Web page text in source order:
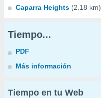
Caparra Heights (2.18 km)
Tiempo...
PDF
Más información
Tiempo en tu Web